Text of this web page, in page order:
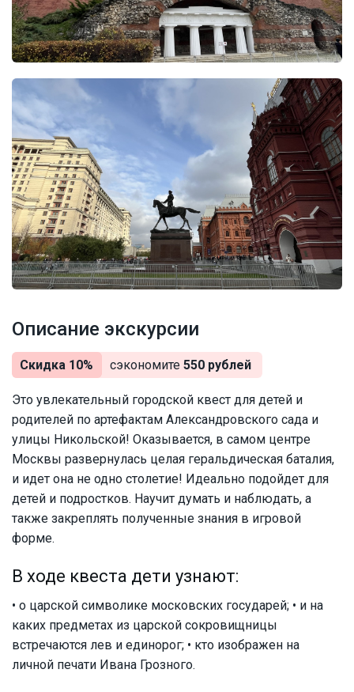
Описание экскурсии
Скидка 10% сэкономите 550 рублей
Это увлекательный городской квест для детей и
родителей по артефактам Александровского сада и
улицы Никольской! Оказывается, в самом центре
Москвы развернулась целая геральдическая баталия,
и идет она не одно столетие! Идеально подойдет для
детей и подростков. Научит думать и наблюдать, а
также закреплять полученные знания в игровой
форме.
В ходе квеста дети узнают:
• о царской символике московских государей; • и на
каких предметах из царской сокровищницы
встречаются лев и единорог; • кто изображен на
личной печати Ивана Грозного.